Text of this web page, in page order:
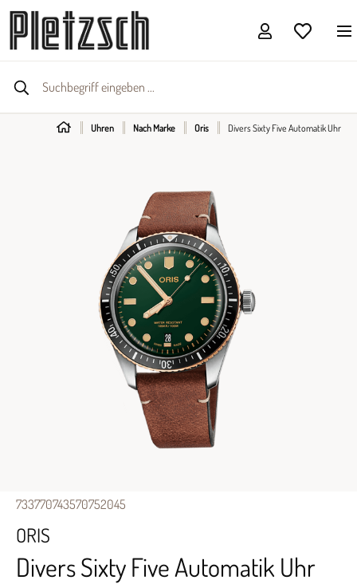
Uhren Nach Marke Oris Divers Sixty Five Automatik Uhr
733770743570752045
ORIS
Divers Sixty Five Automatik Uhr